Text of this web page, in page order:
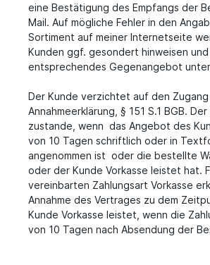
eine Bestätigung des Empfangs der
Mail. Auf mögliche Fehler in den
Sortiment auf meiner Internetseite
Kunden ggf. gesondert hinweisen und
entsprechendes Gegenangebot
Der Kunde verzichtet auf den
Annahmeerklärung, § 151 S.1 BGB.
zustande, wenn das Angebot des
von 10 Tagen schriftlich oder in
angenommen ist oder die bestellte
oder der Kunde Vorkasse leistet hat.
vereinbarten Zahlungsart Vorkasse
Annahme des Vertrages zu dem
Kunde Vorkasse leistet, wenn die
von 10 Tagen nach Absendung der